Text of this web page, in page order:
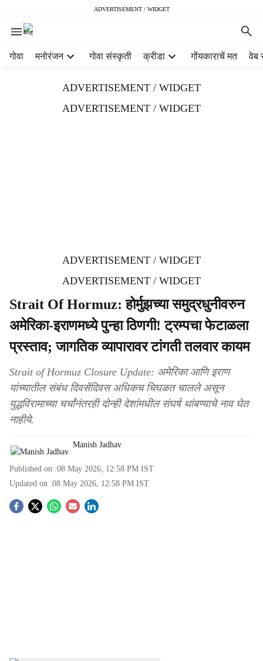
ADVERTISEMENT / WIDGET
गोवा मनोरंजन गोवा संस्कृती क्रीडा गोंयकाराचें मत वेब
ADVERTISEMENT / WIDGET
ADVERTISEMENT / WIDGET
ADVERTISEMENT / WIDGET
ADVERTISEMENT / WIDGET
Strait Of Hormuz: होर्मुझच्या समुद्रधुनीवरुन
अमेरिका-इराणमध्ये पुन्हा ठिणगी! ट्रम्पचा फेटाळला
प्रस्ताव; जागतिक व्यापारावर टांगती तलवार कायम
Strait of Hormuz Closure Update: अमेरिका आणि इराण
यांच्यातील संबंध दिवसेंदिवस अधिकच चिघळत चालले असून
युद्धविरामाच्या चर्चांनंतरही दोन्ही देशांमधील संघर्ष थांबण्याचे नाव घेत
नाहीये.
Manish Jadhav
Published on :08 May 2026, 12:58 PM IST
Updated on :08 May 2026, 12:58 PM IST
S